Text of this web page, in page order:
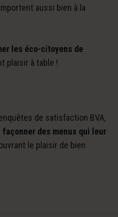
aussi bien à la
les éco-citoyens de
plaisir à table !
de satisfaction BVA,
façonner des menus qui leur
le plaisir de bien